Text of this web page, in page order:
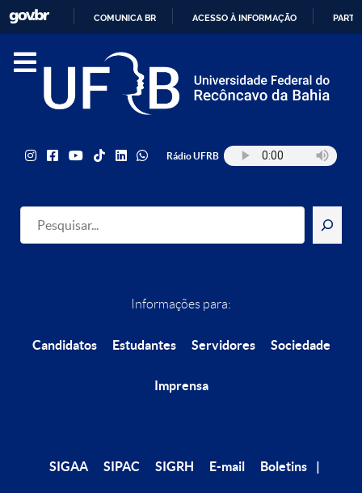
PARA
COMUNICA BR ACESSO À INFORMAÇÃO
Informações para:
Candidatos Estudantes Servidores Sociedade
Imprensa
SIGAA SIPAC SIGRH E-mail Boletins
Rádio UFRB
Pesquisar